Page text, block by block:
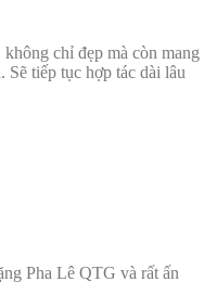
chỉ đẹp mà còn mang
tiếp tục hợp tác dài lâu
Pha Lê QTG và rất ấn